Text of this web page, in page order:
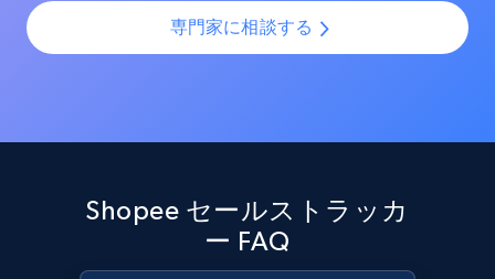
専門家に相談する
Shopee セールストラッカ
ー FAQ